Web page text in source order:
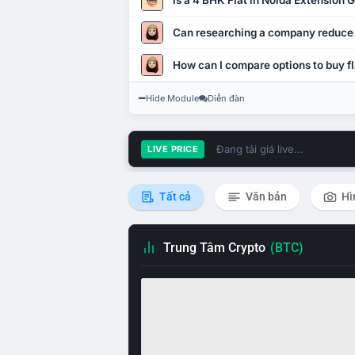
Can researching a company
How can I compare options to buy
Hide Module Diễn đàn
LIVE PRICE Đang tải giá live...
Tất cả Văn bản
Trung Tâm Crypto (BTC)